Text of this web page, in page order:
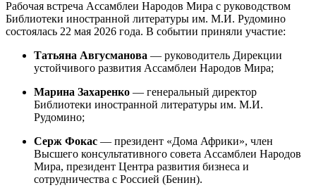
Рабочая встреча Ассамблеи Народов Мира с руководством
Библиотеки иностранной литературы им. М.И. Рудомино
состоялась 22 мая 2026 года. В событии приняли участие:
Татьяна Авгусманова — руководитель Дирекции
устойчивого развития Ассамблеи Народов Мира;
Марина Захаренко — генеральный директор
Библиотеки иностранной литературы им. М.И.
Рудомино;
Серж Фокас — президент «Дома Африки», член
Высшего консультативного совета Ассамблеи Народов
Мира, президент Центра развития бизнеса и
сотрудничества с Россией (Бенин).